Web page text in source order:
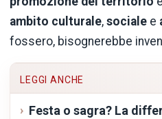
ambito culturale, sociale e
fossero, bisognerebbe
LEGGI ANCHE
Festa o sagra? La